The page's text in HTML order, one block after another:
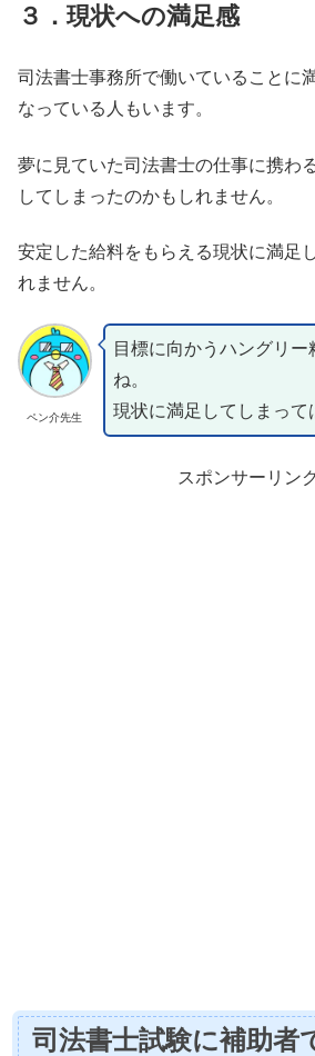
３．現状への満足感
司法書士事務所で働いていることに
なっている人もいます。
夢に見ていた司法書士の仕事に携わ
してしまったのかもしれません。
安定した給料をもらえる現状に満足
れません。
ペン介先生
目標に向かうハングリー
ね。
現状に満足してしまって
スポンサーリンク
司法書士試験に補助者